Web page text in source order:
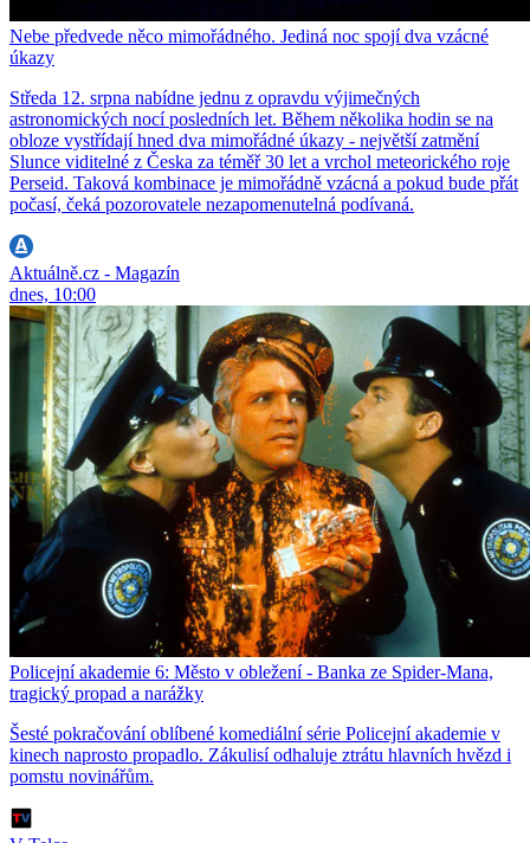
Nebe předvede něco mimořádného. Jediná noc spojí dva vzácné
úkazy
Středa 12. srpna nabídne jednu z opravdu výjimečných
astronomických nocí posledních let. Během několika hodin se na
obloze vystřídají hned dva mimořádné úkazy - největší zatmění
Slunce viditelné z Česka za téměř 30 let a vrchol meteorického roje
Perseid. Taková kombinace je mimořádně vzácná a pokud bude přát
počasí, čeká pozorovatele nezapomenutelná podívaná.
Aktuálně.cz - Magazín
dnes, 10:00
Policejní akademie 6: Město v obležení - Banka ze Spider-Mana,
tragický propad a narážky
Šesté pokračování oblíbené komediální série Policejní akademie v
kinech naprosto propadlo. Zákulisí odhaluje ztrátu hlavních hvězd i
pomstu novinářům.